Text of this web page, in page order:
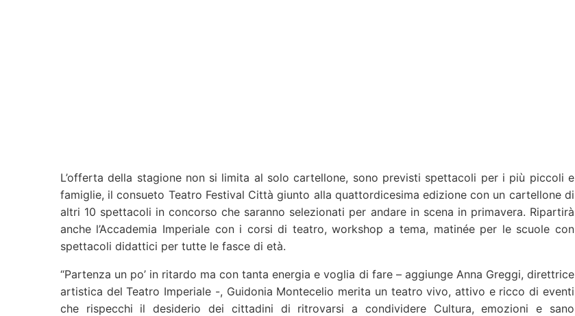
L’offerta della stagione non si limita al solo cartellone, sono previsti spettacoli per i più piccoli e
famiglie, il consueto Teatro Festival Città giunto alla quattordicesima edizione con un cartellone di
altri 10 spettacoli in concorso che saranno selezionati per andare in scena in primavera. Ripartirà
anche l’Accademia Imperiale con i corsi di teatro, workshop a tema, matinée per le scuole con
spettacoli didattici per tutte le fasce di età.
“Partenza un po’ in ritardo ma con tanta energia e voglia di fare – aggiunge Anna Greggi, direttrice
artistica del Teatro Imperiale -, Guidonia Montecelio merita un teatro vivo, attivo e ricco di eventi
che rispecchi il desiderio dei cittadini di ritrovarsi a condividere Cultura, emozioni e sano